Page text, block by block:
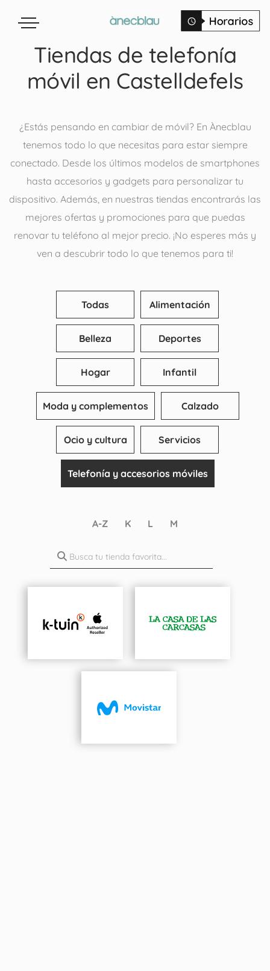
Tiendas de telefonía
móvil en Castelldefels
¿Estás pensando en cambiar de móvil? En Ànecblau
tenemos todo lo que necesitas para estar siempre
conectado. Desde los últimos modelos de smartphones
hasta accesorios y gadgets para personalizar tu
dispositivo. Además, en nuestras tiendas encontrarás las
mejores ofertas y promociones para que puedas
renovar tu teléfono al mejor precio. ¡No esperes más y
ven a descubrir todo lo que tenemos para ti!
Todas Alimentación
Belleza Deportes
Hogar Infantil
Moda y complementos Calzado
Ocio y cultura Servicios
Telefonía y accesorios móviles
A-Z K L M